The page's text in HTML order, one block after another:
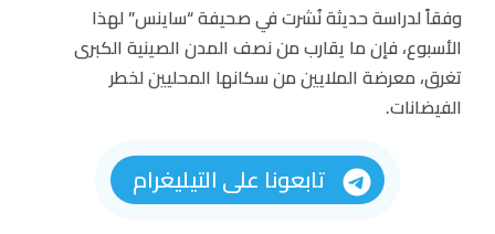
وفقاً لدراسة حديثة نُشرت في صحيفة “ساينس” لهذا
الأسبوع، فإن ما يقارب من نصف المدن الصينية الكبرى
تغرق، معرضة الملايين من سكانها المحليين لخطر
الفيضانات.
تابعونا على التيليغرام